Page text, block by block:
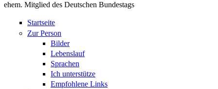
ehem. Mitglied des Deutschen Bundestags
Startseite
Zur Person
Bilder
Lebenslauf
Sprachen
Ich unterstütze
Empfohlene Links